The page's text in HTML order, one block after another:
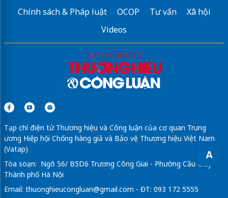
A
Chính sách & Pháp luật
OCOP Tư vấn
Xã hội
Videos
Tạp chí điện tử Thương hiệu và Công luận của cơ quan Trung
ương Hiệp hội Chống hàng giả và Bảo vệ Thương hiệu Việt Nam
(Vatap)
Tòa soạn: Ngõ 56/ B5D6 Trương Công Giai - Phường Cầu Giấy -
Thành phố Hà Nội
Email: thuonghieucongluan@gmail.com - ĐT: 093 172 5555